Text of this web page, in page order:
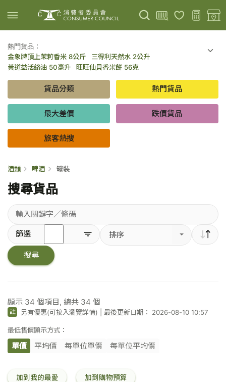
上載圖片 掃描條碼
熱門貨品：
金象牌頂上茉莉香米 8公斤
三得利天然水 2公升
黃道益活絡油 50毫升
旺旺仙貝香米餅 56克
百勝廚新加坡叻沙拉麵 144克
倍樂醇乳酪飲品 - 藍莓 65毫升 x 6
金象牌頂上茉莉香米 5公斤
低鹽/無鹽/低糖/無糖食品
貨品分類 熱門貨品
最大差價 跌價貨品
旅客熱搜
酒類 啤酒 罐裝
搜尋貨品
輸
入
關
鍵
字
篩選 排序
搜尋
顯示 34 個項目, 總共 34 個
註 另有優惠(可按入瀏覽詳情) |最後更新日期： 2026-08-10 10:57
最低售價顯示方式：
單價 平均價 每單位單價 每單位平均價
加到我的最愛 加到購物預算